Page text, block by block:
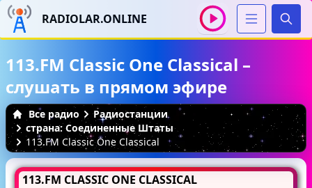
RADIOLAR.ONLINE
113.FM Classic One Classical –
слушать в прямом эфире
Все радио
Радиостанции
страна: Соединенные Штаты
113.FM Classic One Classical
113.FM CLASSIC ONE CLASSICAL